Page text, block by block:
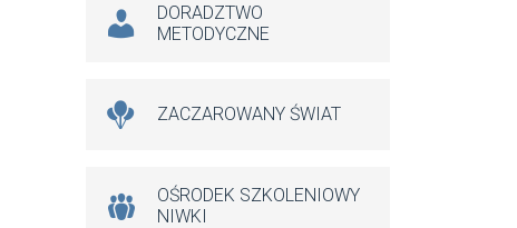
DORADZTWO
METODYCZNE
ZACZAROWANY ŚWIAT
OŚRODEK SZKOLENIOWY
NIWKI